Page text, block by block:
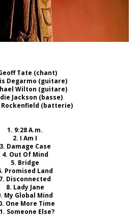
Tate (chant)
Degarmo (guitare)
Wilton (guitare)
Jackson (basse)
Rockenfield (batterie)
1. 9:28 A.m.
2. I Am I
3. Damage Case
4. Out Of Mind
5. Bridge
Promised Land
7. Disconnected
8. Lady Jane
My Global Mind
One More Time
Someone Else?